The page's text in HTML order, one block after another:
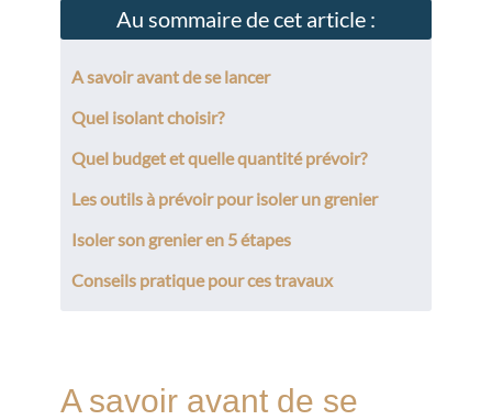
Au sommaire de cet article :
A savoir avant de se lancer
Quel isolant choisir?
Quel budget et quelle quantité prévoir?
Les outils à prévoir pour isoler un grenier
Isoler son grenier en 5 étapes
Conseils pratique pour ces travaux
A savoir avant de se